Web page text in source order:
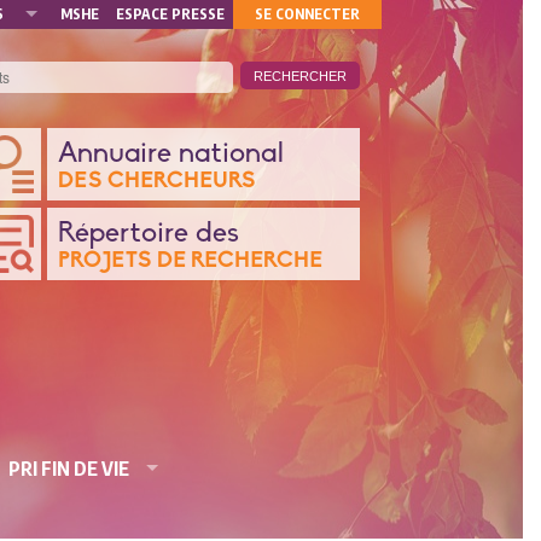
Annuaire national
DES CHERCHEURS
Répertoire des
PROJETS DE RECHERCHE
PRI FIN DE VIE
MSHE ESPACE PRESSE
MON
COMPTE
SE CONNECTER